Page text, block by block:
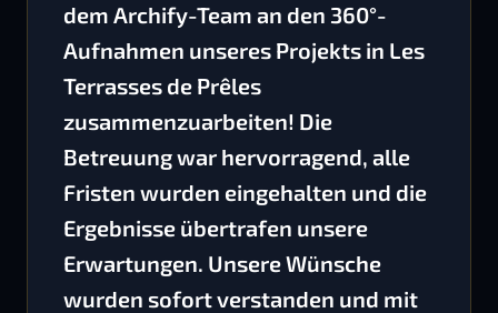
dem Archify-Team an den 360°-
Aufnahmen unseres Projekts in Les
Terrasses de Prêles
zusammenzuarbeiten! Die
Betreuung war hervorragend, alle
Fristen wurden eingehalten und die
Ergebnisse übertrafen unsere
Erwartungen. Unsere Wünsche
wurden sofort verstanden und mit